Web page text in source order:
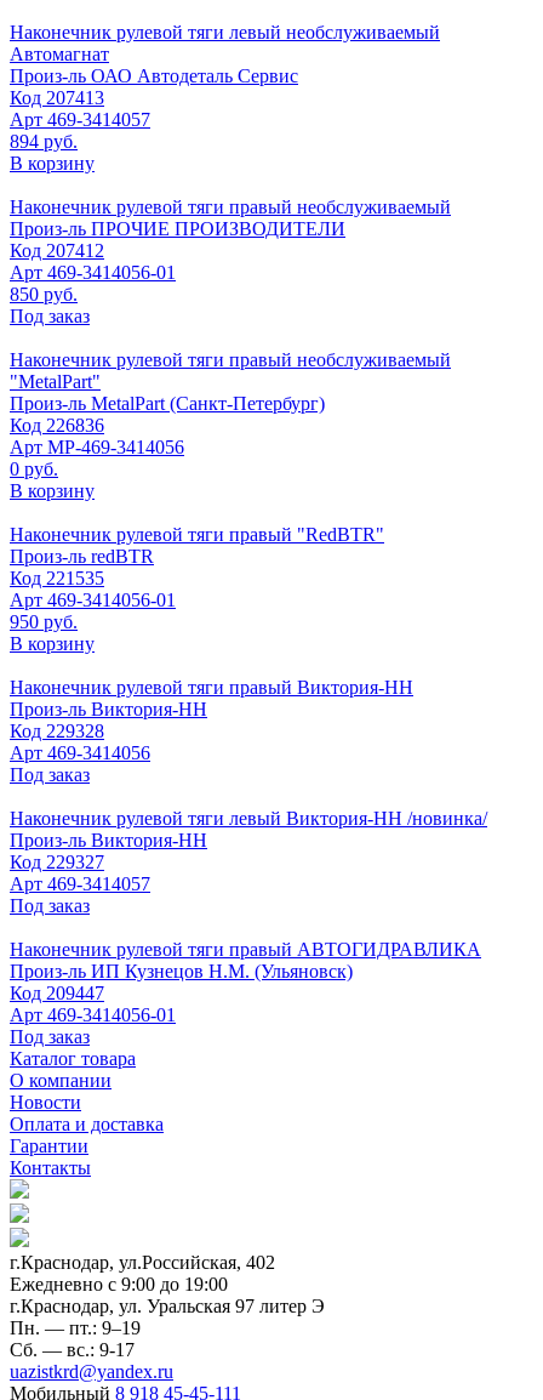
Наконечник рулевой тяги левый необслуживаемый
Автомагнат
Произ-ль ОАО Автодеталь Сервис
Код 207413
Арт 469-3414057
894 руб.
В корзину
Наконечник рулевой тяги правый необслуживаемый
Произ-ль ПРОЧИЕ ПРОИЗВОДИТЕЛИ
Код 207412
Арт 469-3414056-01
850 руб.
Под заказ
Наконечник рулевой тяги правый необслуживаемый
"MetalPart"
Произ-ль MetalPart (Санкт-Петербург)
Код 226836
Арт МР-469-3414056
0 руб.
В корзину
Наконечник рулевой тяги правый "RedBTR"
Произ-ль redBTR
Код 221535
Арт 469-3414056-01
950 руб.
В корзину
Наконечник рулевой тяги правый Виктория-НН
Произ-ль Виктория-НН
Код 229328
Арт 469-3414056
Под заказ
Наконечник рулевой тяги левый Виктория-НН /новинка/
Произ-ль Виктория-НН
Код 229327
Арт 469-3414057
Под заказ
Наконечник рулевой тяги правый АВТОГИДРАВЛИКА
Произ-ль ИП Кузнецов Н.М. (Ульяновск)
Код 209447
Арт 469-3414056-01
Под заказ
Каталог товара
О компании
Новости
Оплата и доставка
Гарантии
Контакты
г.Краснодар, ул.Российская, 402
Ежедневно c 9:00 до 19:00
г.Краснодар, ул. Уральская 97 литер Э
Пн. — пт.: 9–19
Сб. — вс.: 9-17
uazistkrd@yandex.ru
Мобильный 8 918 45-45-111